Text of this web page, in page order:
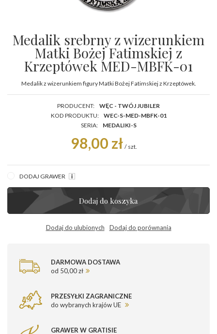
Medalik srebrny z wizerunkiem
Matki Bożej Fatimskiej z
Krzeptówek MED-MBFK-01
Medalik z wizerunkiem figury Matki Bożej Fatimskiej z Krzeptówek.
PRODUCENT:
WĘC - TWÓJ JUBILER
KOD PRODUKTU:
WEC-S-MED-MBFK-01
SERIA:
MEDALIKI-S
98,00 zł / szt.
DODAJ GRAWER
Dodaj do koszyka
Dodaj do ulubionych Dodaj do porównania
DARMOWA DOSTAWA
od 50,00 zł
PRZESYŁKI ZAGRANICZNE
do wybranych krajów UE
GRAWER W GRATISIE